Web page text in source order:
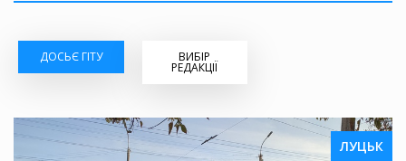
ДОСЬЄ ГІТУ ВИБІР
РЕДАКЦІЇ
ЛУЦЬК